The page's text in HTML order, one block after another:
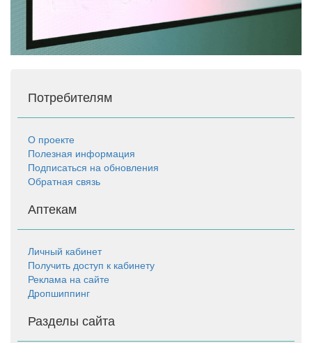
Потребителям
О проекте
Полезная информация
Подписаться на обновления
Обратная связь
Аптекам
Личный кабинет
Получить доступ к кабинету
Реклама на сайте
Дропшиппинг
Разделы сайта